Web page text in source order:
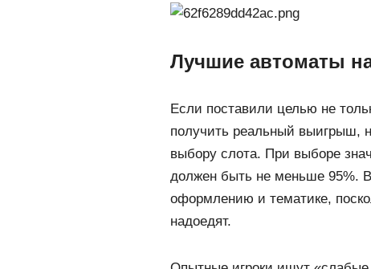
Лучшие автоматы
Если поставили целью не
получить реальный выигрыш,
выбору слота. При выборе
должен быть не меньше 95%.
оформлению и тематике,
надоедят.